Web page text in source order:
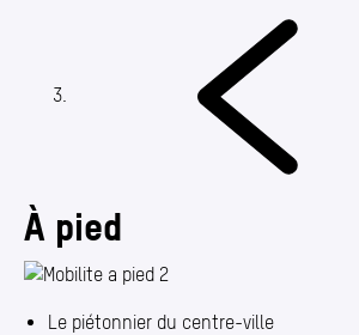
À pied
Le piétonnier du centre-ville